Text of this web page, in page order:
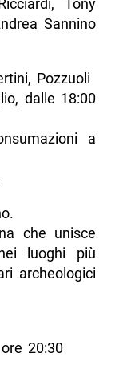
Tony
Sannino
Pozzuoli
dalle 18:00
a
che unisce
luoghi più
archeologici
20:30